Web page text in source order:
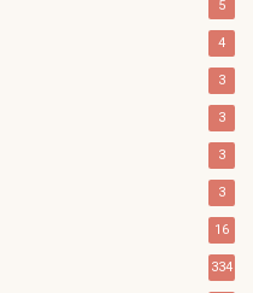
5
4
3
3
3
3
16
334